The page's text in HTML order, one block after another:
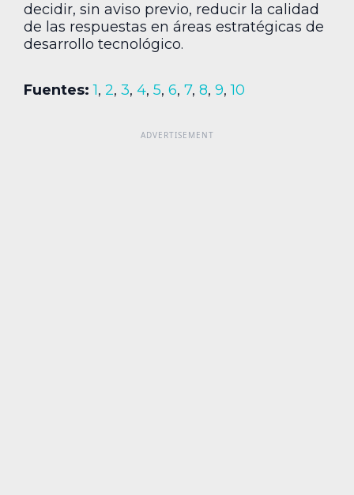
decidir, sin aviso previo, reducir la calidad
de las respuestas en áreas estratégicas de
desarrollo tecnológico.
Fuentes: 1, 2, 3, 4, 5, 6, 7, 8, 9,10